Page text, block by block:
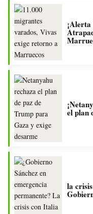
el plan
la